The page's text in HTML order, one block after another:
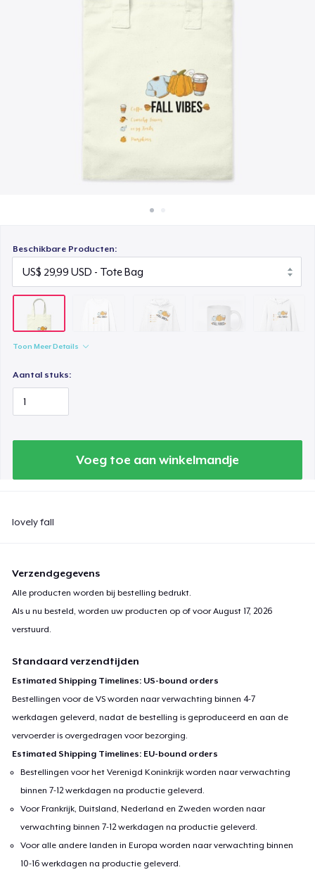
Beschikbare Producten:
Toon Meer Details
Aantal stuks:
Voeg toe aan winkelmandje
lovely fall
Verzendgegevens
Alle producten worden bij bestelling bedrukt.
Als u nu besteld, worden uw producten op of voorAugust 17, 2026
verstuurd.
Standaard verzendtijden
Estimated Shipping Timelines: US-bound orders
Bestellingen voor de VS worden naar verwachting binnen 4-7
werkdagen geleverd, nadat de bestelling is geproduceerd en aan de
vervoerder is overgedragen voor bezorging.
Estimated Shipping Timelines: EU-bound orders
Bestellingen voor het Verenigd Koninkrijk worden naar verwachting
binnen 7-12 werkdagen na productie geleverd.
Voor Frankrijk, Duitsland, Nederland en Zweden worden naar
verwachting binnen 7-12 werkdagen na productie geleverd.
Voor alle andere landen in Europa worden naar verwachting binnen
10-16 werkdagen na productie geleverd.
Tru Transfer Printed Unisex Premium Hoodie